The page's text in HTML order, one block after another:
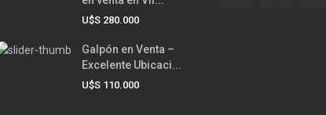
U$S 280.000
Galpón en Venta –
Excelente Ubicaci...
U$S 110.000